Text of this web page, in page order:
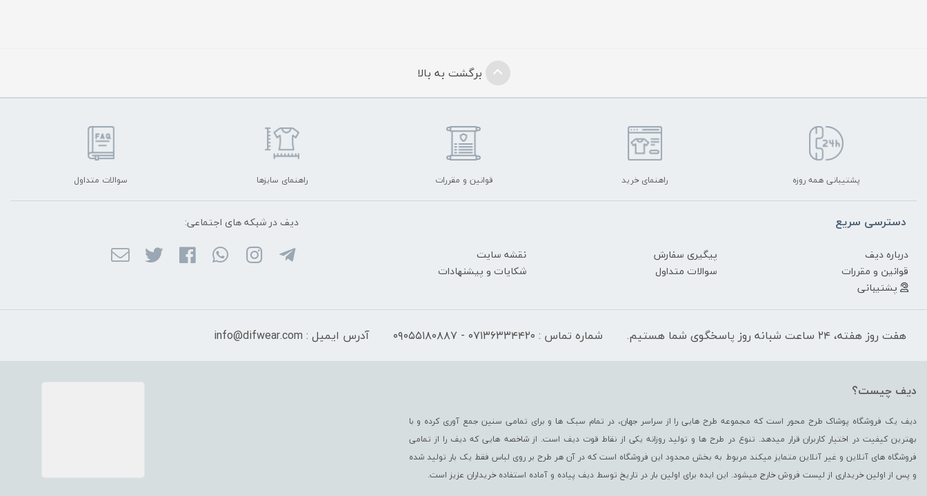
برگشت به بالا
پشتیبانی همه روزه راهنمای خرید قوانین و مقررات راهنمای سایزها سوالات متداول
دسترسی سریع
درباره دیف پیگیری سفارش
نقشه سایت
قوانین و مقررات
سوالات متداول
شکایات و پیشنهادات
پشتیبانی
دیف در شبکه ‌های اجتماعی:
هفت روز هفته، ۲۴ ساعت شبانه روز پاسخگوی شما هستیم. شماره تماس : ۰۷۱۳۶۳۳۴۴۲۰ - ۰۹۰۵۵۱۸۰۸۸۷ آدرس ایمیل : info@difwear.com
دیف چیست؟
دیف یک فروشگاه پوشاک طرح محور است که مجموعه طرح هایی را از سراسر جهان، در تمام سبک ها و برای تمامی سنین جمع آوری کرده و با
بهترین کیفیت در اختیار کاربران قرار میدهد. تنوع در طرح ها و تولید روزانه یکی از نقاط قوت دیف است. از شاخصه هایی که دیف را از تمامی
فروشگاه های آنلاین و غیر آنلاین متمایز میکند مربوط به بخش محدود این فروشگاه است که در آن هر طرح بر روی لباس فقط یک بار تولید شده
و پس از اولین خریداری از لیست فروش خارج میشود. این ایده برای اولین بار در تاریخ توسط دیف پیاده و آماده استفاده خریداران عزیز است.